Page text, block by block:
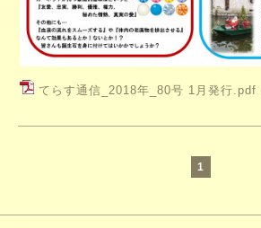
てらす通信_2018年_80号 1月発行.pdf
1